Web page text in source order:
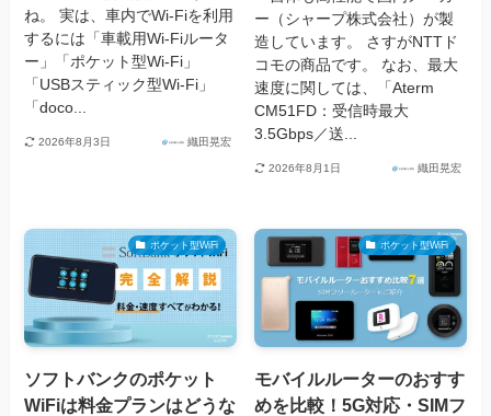
ね。 実は、車内でWi-Fiを利用
するには「車載用Wi-Fiルータ
ー」「ポケット型Wi-Fi」
「USBスティック型Wi-Fi」
「doco...
2026年8月3日 織田晃宏
ー（シャープ株式会社）が製
造しています。 さすがNTTド
コモの商品です。 なお、最大
速度に関しては、「Aterm
CM51FD：受信時最大
3.5Gbps／送...
2026年8月1日 織田晃宏
ポケット型WiFi
ソフトバンクのポケット
WiFiは料金プランはどうな
ポケット型WiFi
モバイルルーターのおすす
めを比較！5G対応・SIMフ